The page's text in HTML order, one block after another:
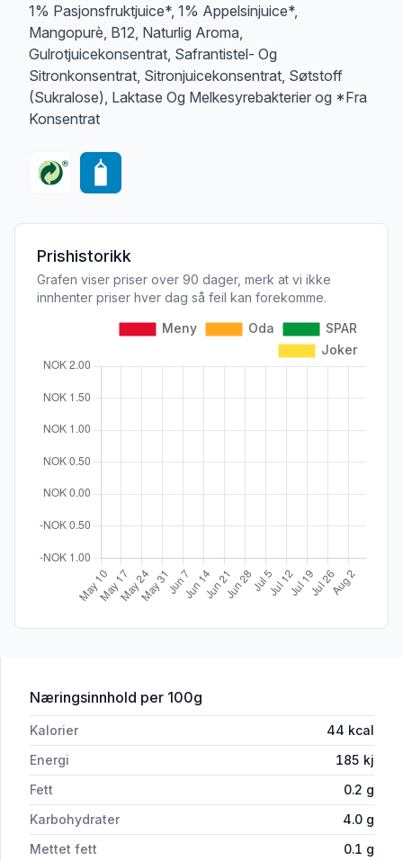
1% Pasjonsfruktjuice*, 1% Appelsinjuice*,
Mangopurè, B12, Naturlig Aroma,
Gulrotjuicekonsentrat, Safrantistel- Og
Sitronkonsentrat, Sitronjuicekonsentrat, Søtstoff
(Sukralose), Laktase Og Melkesyrebakterier og *Fra
Konsentrat
Prishistorikk
Grafen viser priser over 90 dager, merk at vi ikke
innhenter priser hver dag så feil kan forekomme.
Næringsinnhold for 'Skyr Drikke Tropisk 1l Q'
per 100g
Kalorier 44 kcal
Energi
185 kj
Fett
0.2 g
Karbohydrater
4.0 g
Mettet fett
0.1 g